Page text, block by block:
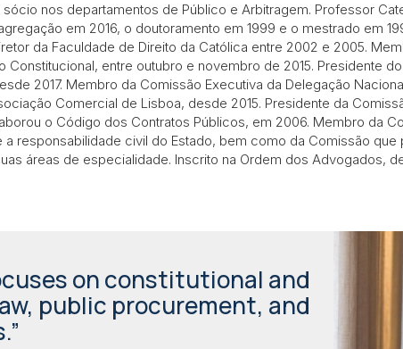
nos departamentos de Público e Arbitragem. Professor
em 2016, o doutoramento em 1999 e o mestrado em
da Faculdade de Direito da Católica entre 2002 e 2005.
Constitucional, entre outubro e novembro de 2015. Presidente
2017. Membro da Comissão Executiva da Delegação
Comercial de Lisboa, desde 2015. Presidente da
o Código dos Contratos Públicos, em 2006. Membro da
responsabilidade civil do Estado, bem como da Comissão
áreas de especialidade. Inscrito na Ordem dos Advogados,
on constitutional and
public procurement, and